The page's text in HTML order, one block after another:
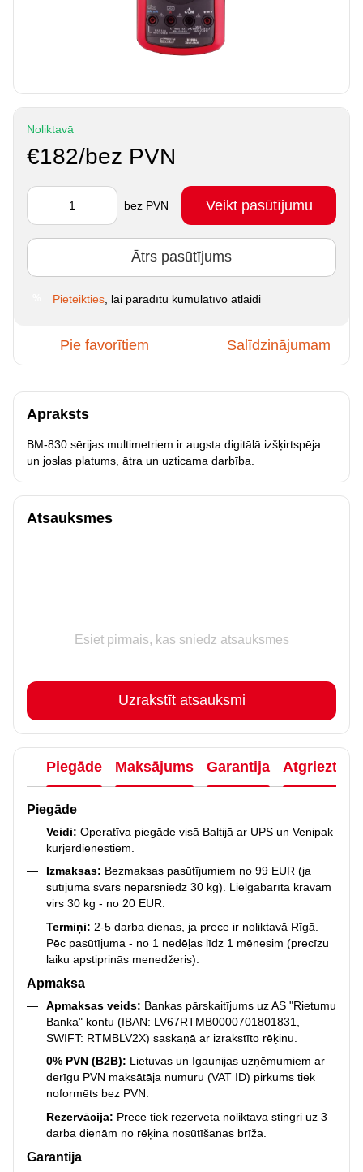
Noliktavā
€182/bez PVN
bez PVN Veikt pasūtījumu
Ātrs pasūtījums
Pieteikties , lai parādītu kumulatīvo atlaidi
Pie favorītiem Salīdzinājumam
Apraksts
BM-830 sērijas multimetriem ir augsta digitālā izšķirtspēja
un joslas platums, ātra un uzticama darbība.
Atsauksmes
Esiet pirmais, kas sniedz atsauksmes
Uzrakstīt atsauksmi
Piegāde Maksājums Garantija Atgriezties
Piegāde
Veidi: Operatīva piegāde visā Baltijā ar UPS un Venipak
kurjerdienestiem.
Izmaksas: Bezmaksas pasūtījumiem no 99 EUR (ja
sūtījuma svars nepārsniedz 30 kg). Lielgabarīta kravām
virs 30 kg - no 20 EUR.
Termiņi: 2-5 darba dienas, ja prece ir noliktavā Rīgā.
Pēc pasūtījuma - no 1 nedēļas līdz 1 mēnesim (precīzu
laiku apstiprinās menedžeris).
Apmaksa
Apmaksas veids: Bankas pārskaitījums uz AS "Rietumu
Banka" kontu (IBAN: LV67RTMB0000701801831,
SWIFT: RTMBLV2X) saskaņā ar izrakstīto rēķinu.
0% PVN (B2B): Lietuvas un Igaunijas uzņēmumiem ar
derīgu PVN maksātāja numuru (VAT ID) pirkums tiek
noformēts bez PVN.
Rezervācija: Prece tiek rezervēta noliktavā stingri uz 3
darba dienām no rēķina nosūtīšanas brīža.
Garantija